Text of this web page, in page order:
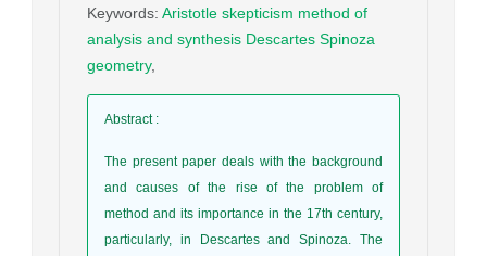
Keywords: Aristotle skepticism method of
analysis and synthesis Descartes Spinoza
geometry,
Abstract:
The present paper deals with the background
and causes of the rise of the problem of
method and its importance in the 17th century,
particularly, in Descartes and Spinoza. The